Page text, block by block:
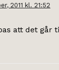
2011 kl. 21:52
att det går